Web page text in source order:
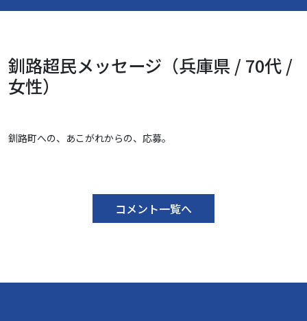
釧路超民メッセージ（兵庫県 / 70代 /
女性）
釧路町への、あこがれからの、応募。
コメント一覧へ